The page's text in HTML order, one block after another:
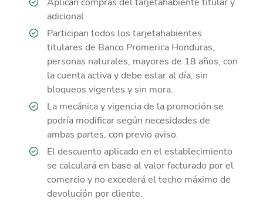
adicional.
Participan todos los tarjetahabientes
titulares de Banco Promerica Honduras,
personas naturales, mayores de 18 años, con
la cuenta activa y debe estar al día, sin
bloqueos vigentes y sin mora.
La mecánica y vigencia de la promoción se
podría modificar según necesidades de
ambas partes, con previo aviso.
El descuento aplicado en el establecimiento
se calculará en base al valor facturado por el
comercio y no excederá el techo máximo de
devolución por cliente.